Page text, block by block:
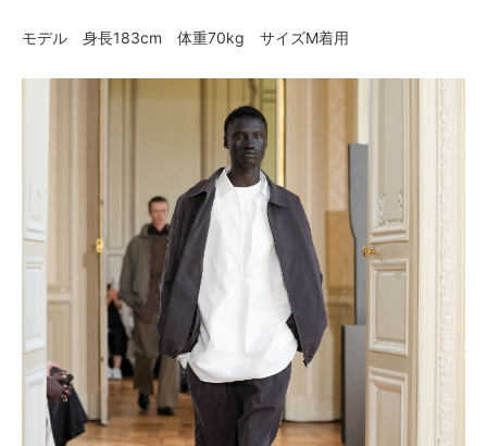
モデル 身長183cm 体重70kg サイズM着用